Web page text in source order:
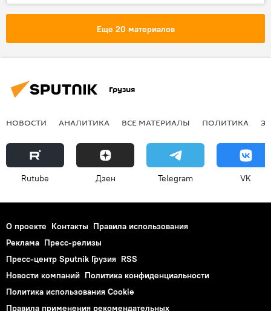
Календарь религиозных праздников
Еще 20 материалов
Грузия
НОВОСТИ АНАЛИТИКА ВСЕ МАТЕРИАЛЫ ПОЛИТИКА
Rutube Дзен Telegram VK
О проекте Контакты Правила использования
Реклама Пресс-релизы
Пресс-центр Sputnik Грузия RSS
Новости компаний Политика конфиденциальности
Политика использования Cookie
Правила применения рекомендательных